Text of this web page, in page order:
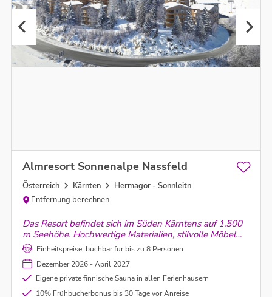
Almresort Sonnenalpe Nassfeld
Österreich Kärnten
Hermagor - Sonnleitn
Entfernung berechnen
Das Resort befindet sich im Süden Kärntens auf 1.500
m Seehöhe. Hochwertige Materialien, stilvolle Möbel
und harmonische Farben verleihen den Ferienhäusern
ein besonders angenehmes Wohlfühlambiente, inkl.
privater finnischer Sauna in jeder Lodge.
Einheitspreise, buchbar für bis zu 8 Personen
Dezember 2026 - April 2027
Eigene private finnische Sauna in allen Ferienhäusern
10% Frühbucherbonus bis 30 Tage vor Anreise